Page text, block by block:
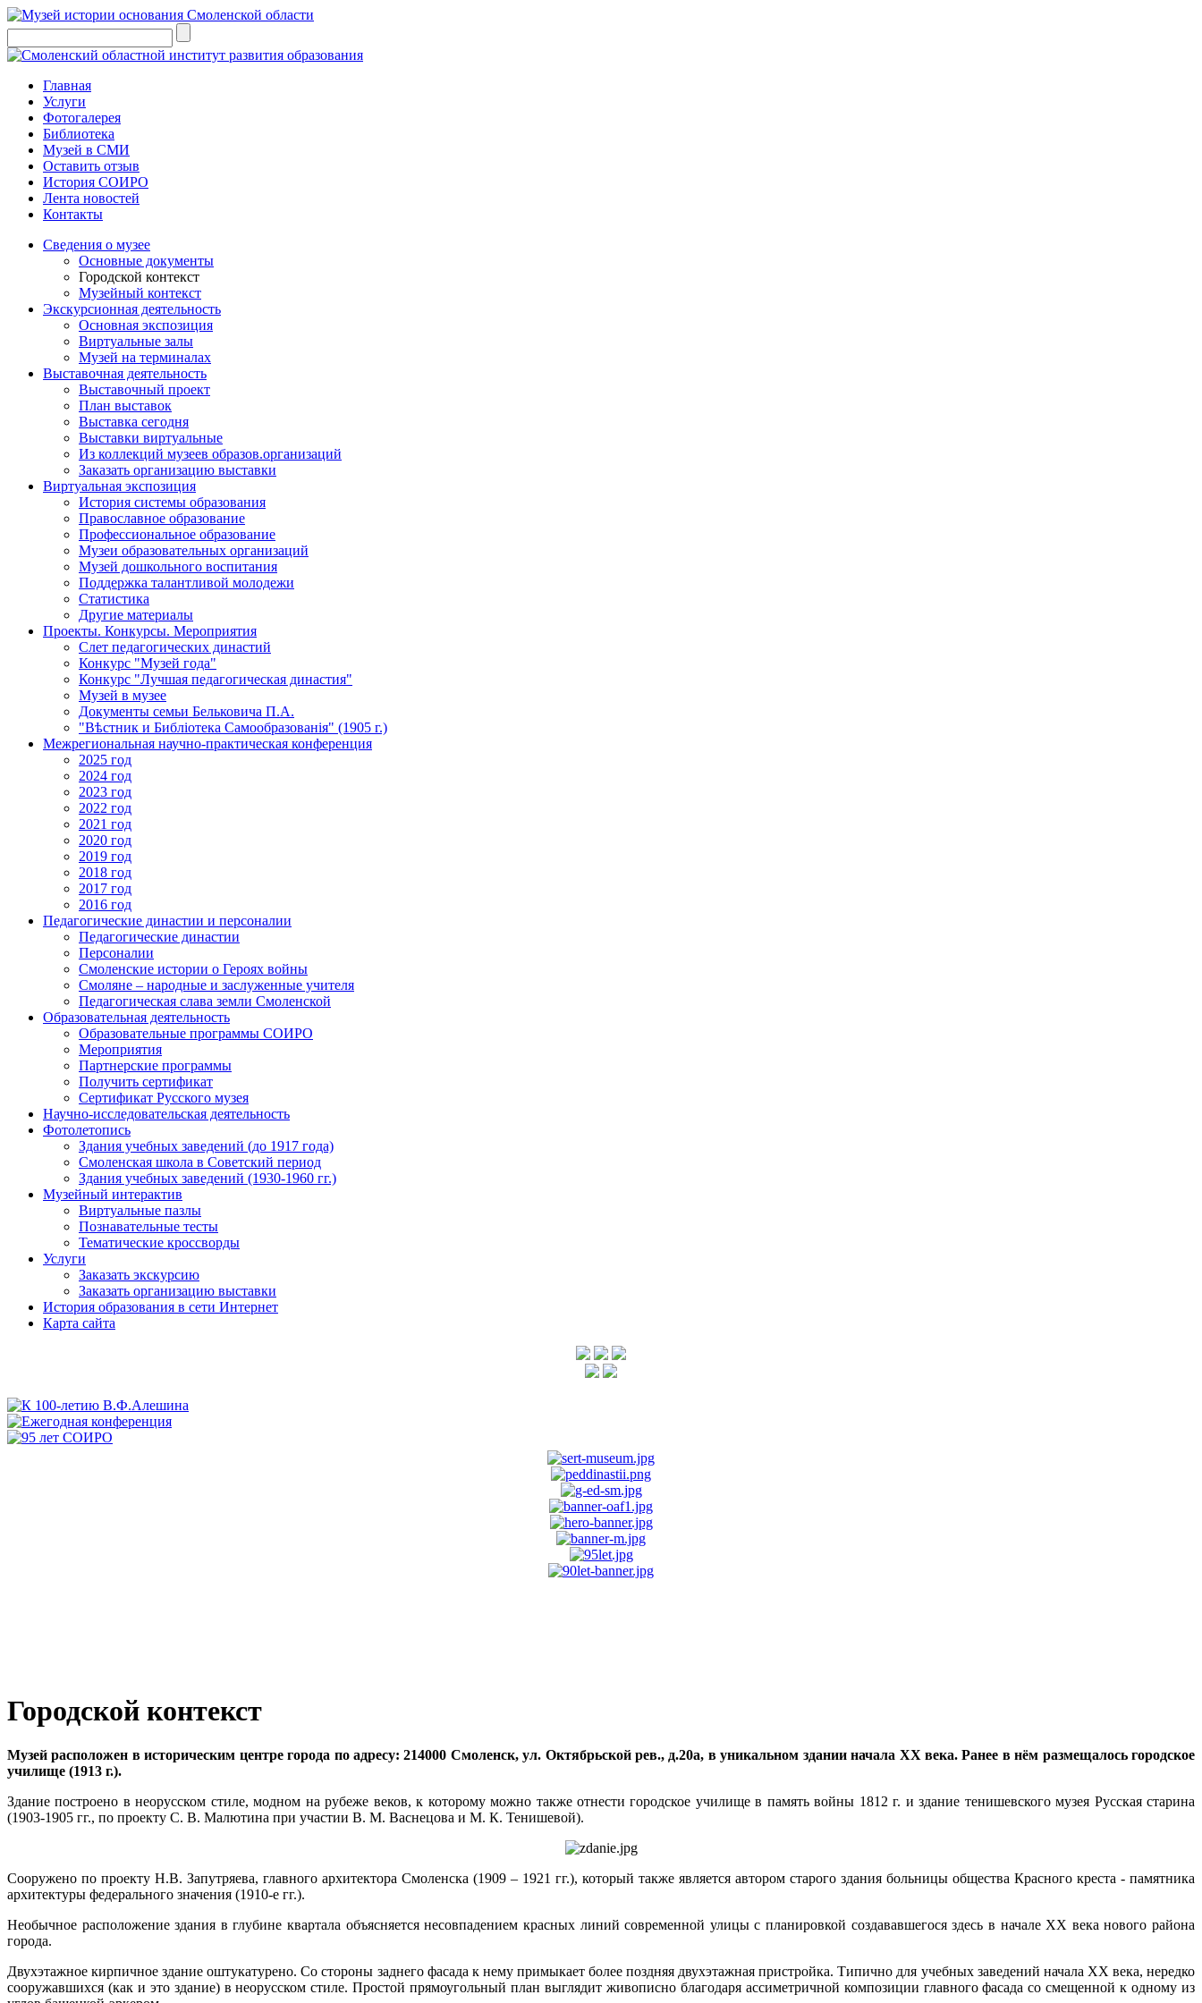
Главная
Услуги
Фотогалерея
Библиотека
Музей в СМИ
Оставить отзыв
История СОИРО
Лента новостей
Контакты
Сведения о музее
Основные документы
Городской контекст
Музейный контекст
Экскурсионная деятельность
Основная экспозиция
Виртуальные залы
Музей на терминалах
Выставочная деятельность
Выставочный проект
План выставок
Выставка сегодня
Выставки виртуальные
Из коллекций музеев образов.организаций
Заказать организацию выставки
Виртуальная экспозиция
История системы образования
Православное образование
Профессиональное образование
Музеи образовательных организаций
Музей дошкольного воспитания
Поддержка талантливой молодежи
Статистика
Другие материалы
Проекты. Конкурсы. Мероприятия
Cлет педагогических династий
Конкурс "Музей года"
Конкурс "Лучшая педагогическая династия"
Музей в музее
Документы семьи Бельковича П.А.
"Вѣстник и Библiотека Самообразованiя" (1905 г.)
Межрегиональная научно-практическая конференция
2025 год
2024 год
2023 год
2022 год
2021 год
2020 год
2019 год
2018 год
2017 год
2016 год
Педагогические династии и персоналии
Педагогические династии
Персоналии
Смоленские истории о Героях войны
Смоляне – народные и заслуженные учителя
Педагогическая слава земли Смоленской
Образовательная деятельность
Образовательные программы СОИРО
Мероприятия
Партнерские программы
Получить сертификат
Сертификат Русского музея
Научно-исследовательская деятельность
Фотолетопись
Здания учебных заведений (до 1917 года)
Смоленская школа в Советский период
Здания учебных заведений (1930-1960 гг.)
Музейный интерактив
Виртуальные пазлы
Познавательные тесты
Тематические кроссворды
Услуги
Заказать экскурсию
Заказать организацию выставки
История образования в сети Интернет
Карта сайта
Городской контекст
Музей расположен в историческим центре города по адресу: 214000 Смоленск, ул. Октябрьской рев., д.20а, в уникальном здании начала XX века. Ранее в нём размещалось городское
училище (1913 г.).
Здание построено в неорусском стиле, модном на рубеже веков, к которому можно также отнести городское училище в память войны 1812 г. и здание тенишевского музея Русская старина
(1903-1905 гг., по проекту С. В. Малютина при участии В. М. Васнецова и М. К. Тенишевой).
Сооружено по проекту Н.В. Запутряева, главного архитектора Смоленска (1909 – 1921 гг.), который также является автором старого здания больницы общества Красного креста - памятника
архитектуры федерального значения (1910-е гг.).
Необычное расположение здания в глубине квартала объясняется несовпадением красных линий современной улицы с планировкой создававшегося здесь в начале XX века нового района
города.
Двухэтажное кирпичное здание оштукатурено. Со стороны заднего фасада к нему примыкает более поздняя двухэтажная пристройка. Типично для учебных заведений начала XX века, нередко
сооружавшихся (как и это здание) в неорусском стиле. Простой прямоугольный план выглядит живописно благодаря ассиметричной композиции главного фасада со смещенной к одному из